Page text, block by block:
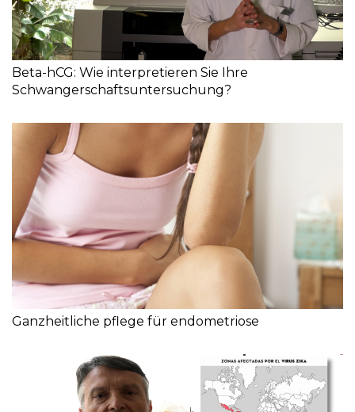
Beta-hCG: Wie interpretieren Sie Ihre
Schwangerschaftsuntersuchung?
Ganzheitliche pflege für endometriose